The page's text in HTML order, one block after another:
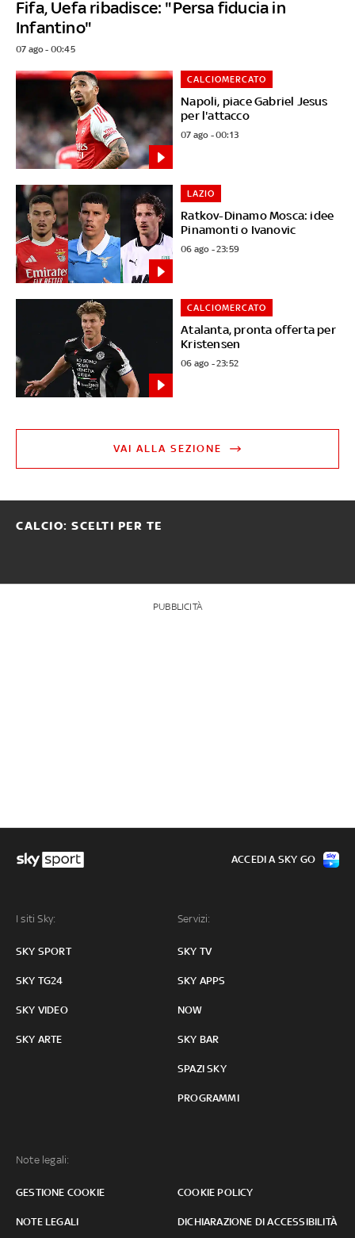
Fifa, Uefa ribadisce: "Persa fiducia in
Infantino"
07 ago - 00:45
Napoli, piace Gabriel Jesus
per l'attacco
CALCIOMERCATO
07 ago - 00:13
Ratkov-Dinamo Mosca: idee
Pinamonti o Ivanovic
LAZIO
06 ago - 23:59
Atalanta, pronta offerta per
Kristensen
CALCIOMERCATO
06 ago - 23:52
VAI ALLA SEZIONE
CALCIO: SCELTI PER TE
PUBBLICITÀ
I siti Sky:
SKY SPORT
SKY TG24
SKY VIDEO
SKY ARTE
Servizi:
SKY TV
SKY APPS
NOW
SKY BAR
SPAZI SKY
PROGRAMMI
Note legali:
GESTIONE COOKIE COOKIE POLICY
NOTE LEGALI DICHIARAZIONE DI ACCESSIBILITÀ
ACCEDI A SKY GO